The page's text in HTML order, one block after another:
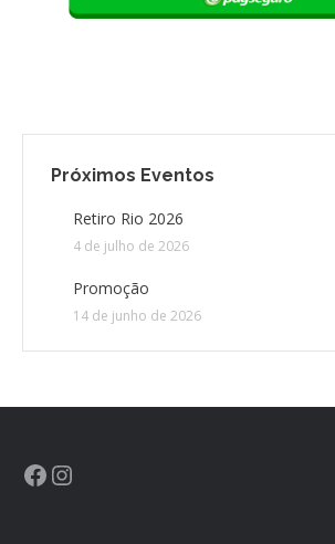
Próximos Eventos
Retiro Rio 2026
4 de julho de 2026
Promoção
14 de junho de 2026